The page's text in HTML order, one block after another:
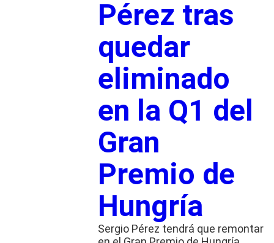
Pérez tras
quedar
eliminado
en la Q1 del
Gran
Premio de
Hungría
Sergio Pérez tendrá que remontar